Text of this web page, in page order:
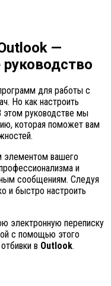
—
для работы с
Но как настроить
этом руководстве мы
которая поможет вам
вашего
и
сообщениям. Следуя
и быстро настроить
электронную переписку
с помощью этого
в Outlook.